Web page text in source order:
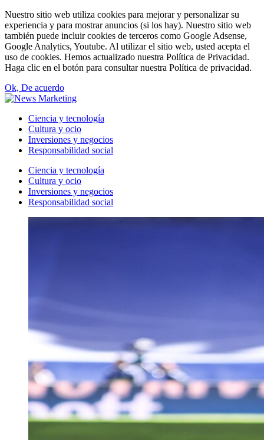
Nuestro sitio web utiliza cookies para mejorar y personalizar su
experiencia y para mostrar anuncios (si los hay). Nuestro sitio web
también puede incluir cookies de terceros como Google Adsense,
Google Analytics, Youtube. Al utilizar el sitio web, usted acepta el
uso de cookies. Hemos actualizado nuestra Política de Privacidad.
Haga clic en el botón para consultar nuestra Política de privacidad.
Ok, De acuerdo
Ciencia y tecnología
Cultura y ocio
Inversiones y negocios
Responsabilidad social
Ciencia y tecnología
Cultura y ocio
Inversiones y negocios
Responsabilidad social